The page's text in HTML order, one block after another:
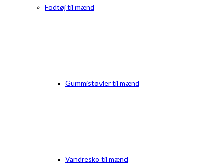
Fodtøj til mænd
Gummistøvler til mænd
Vandresko til mænd